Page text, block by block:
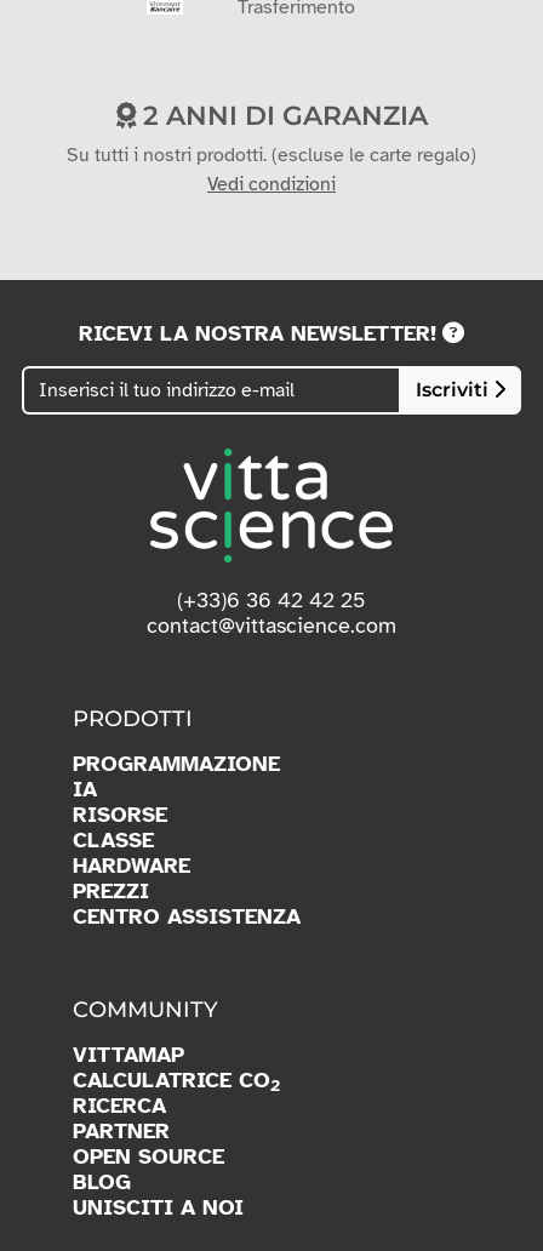
Carta di credito
2 ANNI DI GARANZIA
Su tutti i nostri prodotti. (escluse le carte regalo)
RICEVI LA NOSTRA NEWSLETTER!
(+33)6 36 42 42 25
PRODOTTI
PROGRAMMAZIONE
IA
RISORSE
CLASSE
HARDWARE
PREZZI
COMMUNITY
VITTAMAP
CALCULATRICE CO
RICERCA
PARTNER
OPEN SOURCE
BLOG